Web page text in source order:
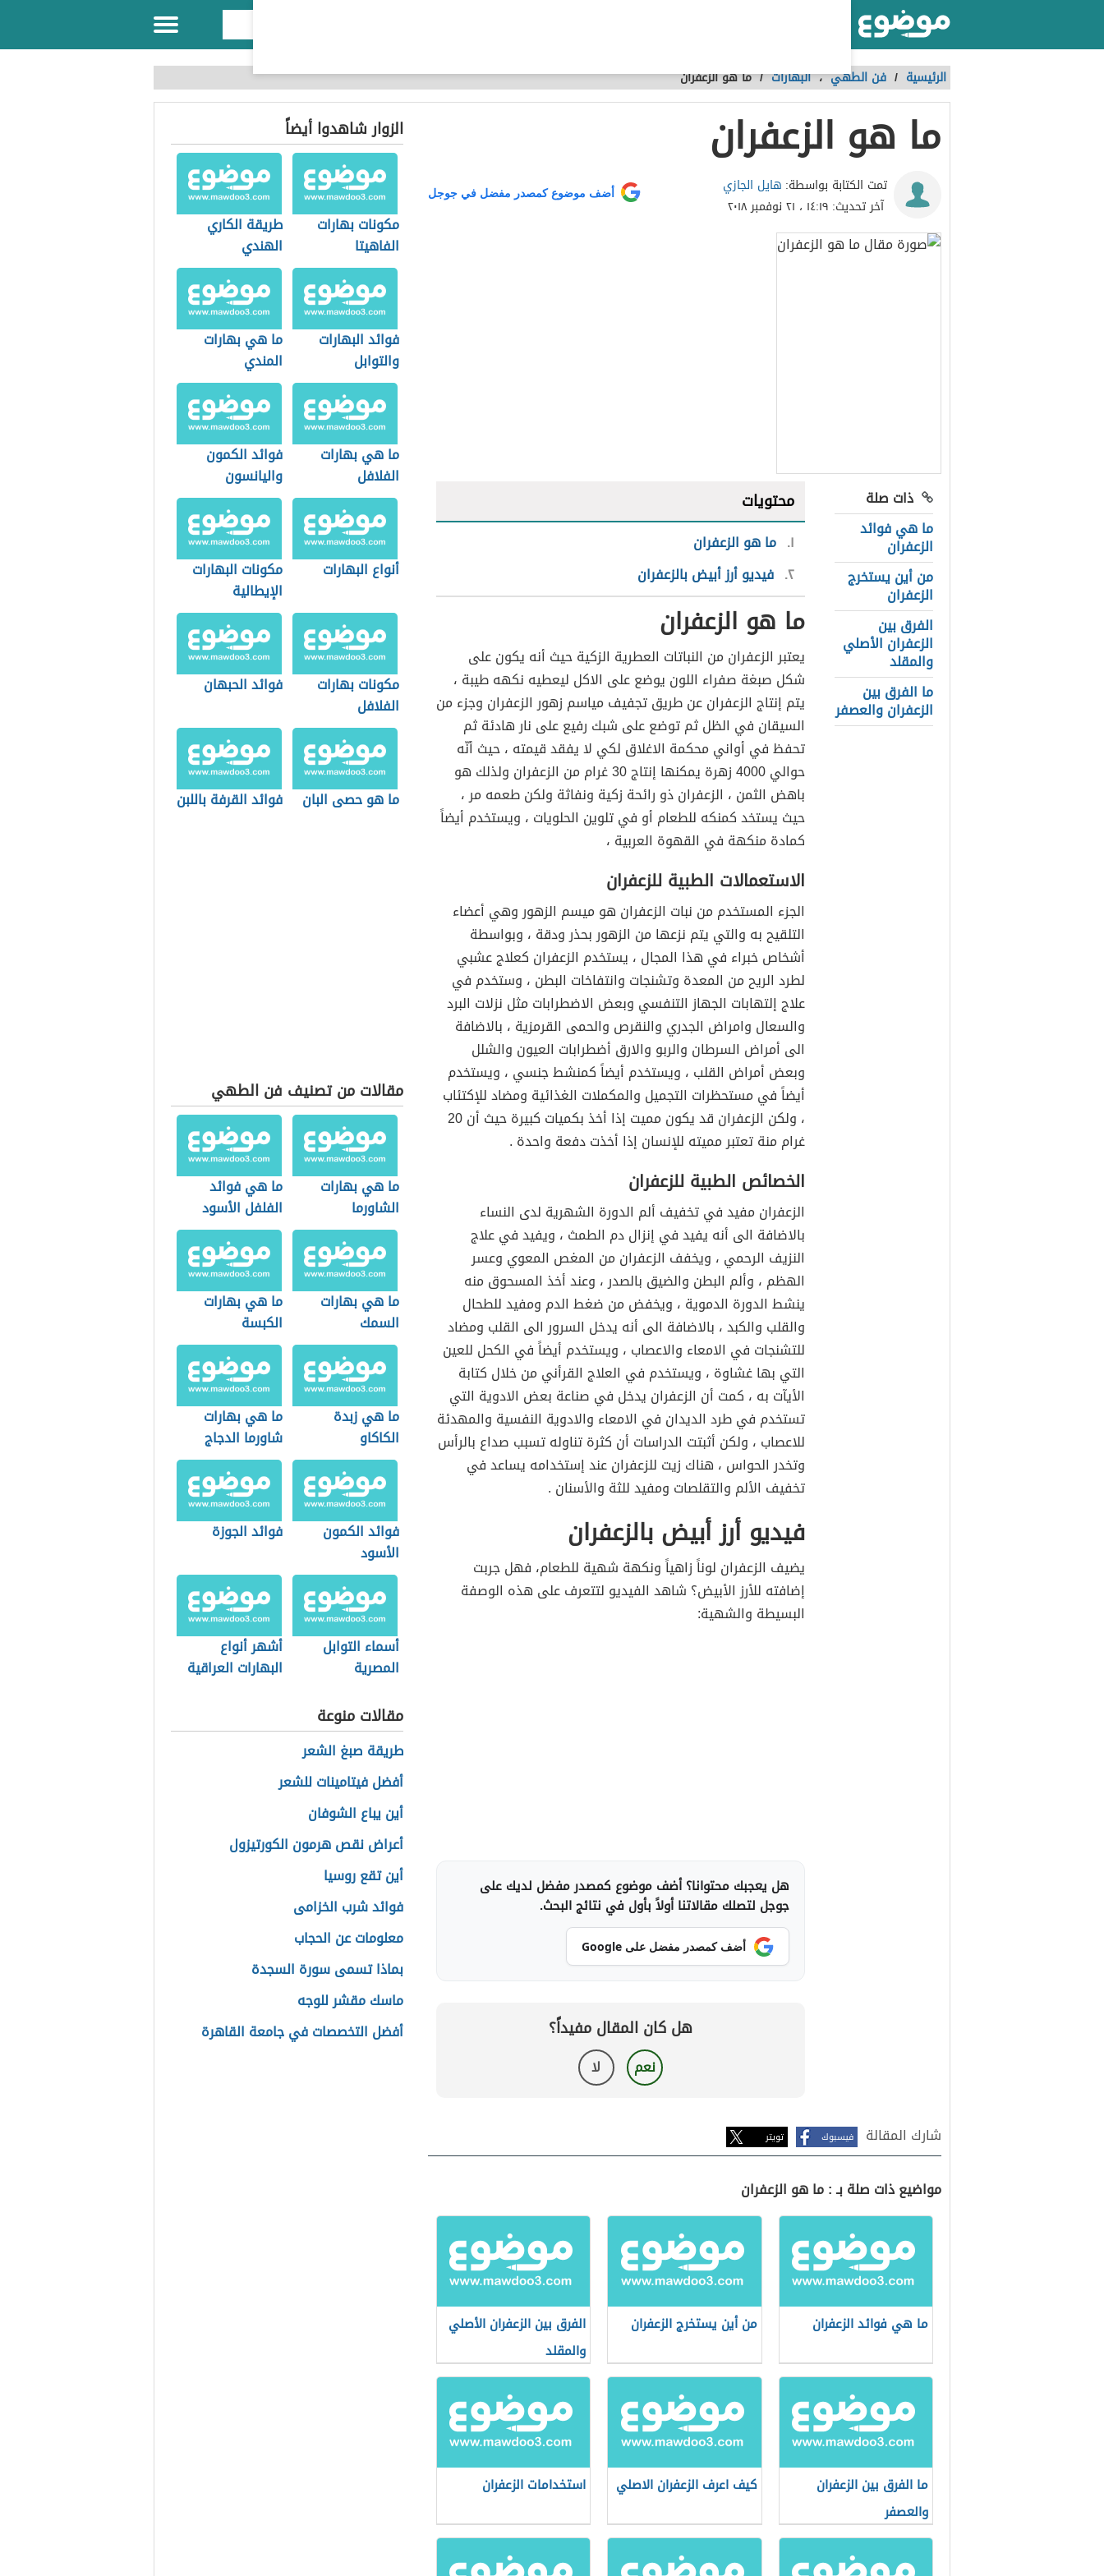
الرئيسية / فن الطهي،البهارات /ما هو الزعفران
ما هو الزعفران
تمت الكتابة بواسطة: هايل الجازي
آخر تحديث: ١٤:١٩ ، ٢١ نوفمبر ٢٠١٨
أضف موضوع كمصدر مفضل في جوجل
ذات صلة
ما هي فوائد
الزعفران
من أين يستخرج
الزعفران
الفرق بين
الزعفران الأصلي
والمقلد
ما الفرق بين
الزعفران والعصفر
محتويات
١ ما هو الزعفران
٢ فيديو أرز أبيض بالزعفران
ما هو الزعفران
يعتبر الزعفران من النباتات العطرية الزكية حيث أنه يكون على
شكل صبغة صفراء اللون يوضع على الاكل ليعطيه نكهه طيبة ،
يتم إنتاج الزعفران عن طريق تجفيف مياسم زهور الزعفران وجزء من
السيقان في الظل ثم توضع على شبك رفيع على نار هادئة ثم
تحفظ في أواني محكمة الاغلاق لكي لا يفقد قيمته ، حيث أنّه
حوالي 4000 زهرة يمكنها إنتاج 30 غرام من الزعفران ولذلك هو
باهض الثمن ، الزعفران ذو رائحة زكية ونفاثة ولكن طعمه مر ،
حيث يستخد كمنكه للطعام أو في تلوين الحلويات ، ويستخدم أيضاً
كمادة منكهة في القهوة العربية ،
الاستعمالات الطبية للزعفران
الجزء المستخدم من نبات الزعفران هو ميسم الزهور وهي أعضاء
التلقيح به والتي يتم نزعها من الزهور بحذر ودقة ، وبواسطة
أشخاص خبراء في هذا المجال ، يستخدم الزعفران كعلاج عشبي
لطرد الريح من المعدة وتشنجات وانتفاخات البطن ، وستخدم في
علاج إلتهابات الجهاز التنفسي وبعض الاضطرابات مثل نزلات البرد
والسعال وامراض الجدري والنقرص والحمى القرمزية ، بالاضافة
الى أمراض السرطان والربو والارق أضطرابات العيون والشلل
وبعض أمراض القلب ، ويستخدم أيضاً كمنشط جنسي ، ويستخدم
أيضاً في مستحظرات التجميل والمكملات الغذائية ومضاد للإكتئاب
، ولكن الزعفران قد يكون مميت إذا أخذ بكميات كبيرة حيث أن 20
غرام منة تعتبر مميته للإنسان إذا أخذت دفعة واحدة .
الخصائص الطبية للزعفران
الزعفران مفيد في تخفيف ألم الدورة الشهرية لدى النساء
بالاضافة الى أنه يفيد في إنزال دم الطمث ، ويفيد في علاج
النزيف الرحمي ، ويخفف الزعفران من المغص المعوي وعسر
الهظم ، وألم البطن والضيق بالصدر ، وعند أخذ المسحوق منه
ينشط الدورة الدموية ، ويخفض من ضغط الدم ومفيد للطحال
والقلب والكبد ، بالاضافة الى أنه يدخل السرور الى القلب ومضاد
للتشنجات في الامعاء والاعصاب ، ويستخدم أيضاً في الكحل للعين
التي بها غشاوة ، ويستخدم في العلاج القرأني من خلال كتابة
الأيآت به ، كمت أن الزعفران يدخل في صناعة بعض الادوية التي
تستخدم في طرد الديدان في الامعاء والادوية النفسية والمهدئة
للاعصاب ، ولكن أثبتت الدراسات أن كثرة تناوله تسبب صداع بالرأس
وتخدر الحواس ، هناك زيت للزعفران عند إستخدامه يساعد في
تخفيف الألم والتقلصات ومفيد للثة والأسنان .
فيديو أرز أبيض بالزعفران
يضيف الزعفران لوناً زاهياً ونكهة شهية للطعام، فهل جربت
إضافته للأرز الأبيض؟ شاهد الفيديو لتتعرف على هذه الوصفة
البسيطة والشهية:
هل يعجبك محتوانا؟ أضف موضوع كمصدر مفضل لديك على
جوجل لتصلك مقالاتنا أولاً بأول في نتائج البحث.
أضف كمصدر مفضل على Google
هل كان المقال مفيداً؟
نعم لا
شارك المقالة فيسبوك تويتر
مواضيع ذات صلة بـ : ما هو الزعفران
ما هي فوائد الزعفران من أين يستخرج الزعفران
الفرق بين الزعفران الأصلي
والمقلد
ما الفرق بين الزعفران
والعصفر
كيف اعرف الزعفران الاصلي استخدامات الزعفران
الزوار شاهدوا أيضاً
مكونات بهارات
الفاهيتا
طريقة الكاري
الهندي
فوائد البهارات
والتوابل
ما هي بهارات
المندي
ما هي بهارات
الفلافل
فوائد الكمون
واليانسون
أنواع البهارات
مكونات البهارات
الإيطالية
مكونات بهارات
الفلافل
فوائد الحبهان
ما هو حصى البان فوائد القرفة باللبن
مقالات من تصنيف فن الطهي
ما هي بهارات
الشاورما
ما هي فوائد
الفلفل الأسود
ما هي بهارات
السمك
ما هي بهارات
الكبسة
ما هي زبدة
الكاكاو
ما هي بهارات
شاورما الدجاج
فوائد الكمون
الأسود
فوائد الجوزة
أسماء التوابل
المصرية
أشهر أنواع
البهارات العراقية
مقالات منوعة
طريقة صبغ الشعر
أفضل فيتامينات للشعر
أين يباع الشوفان
أعراض نقص هرمون الكورتيزول
أين تقع روسيا
فوائد شرب الخزامى
معلومات عن الحجاب
بماذا تسمى سورة السجدة
ماسك مقشر للوجه
أفضل التخصصات في جامعة القاهرة